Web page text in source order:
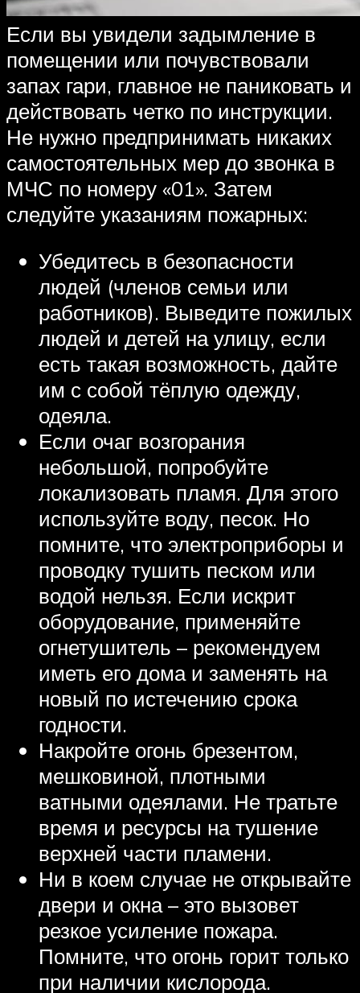
Если вы увидели задымление в
помещении или почувствовали
запах гари, главное не паниковать и
действовать четко по инструкции.
Не нужно предпринимать никаких
самостоятельных мер до звонка в
МЧС по номеру «01». Затем
следуйте указаниям пожарных:
Убедитесь в безопасности
людей (членов семьи или
работников). Выведите пожилых
людей и детей на улицу, если
есть такая возможность, дайте
им с собой тёплую одежду,
одеяла.
Если очаг возгорания
небольшой, попробуйте
локализовать пламя. Для этого
используйте воду, песок. Но
помните, что электроприборы и
проводку тушить песком или
водой нельзя. Если искрит
оборудование, применяйте
огнетушитель – рекомендуем
иметь его дома и заменять на
новый по истечению срока
годности.
Накройте огонь брезентом,
мешковиной, плотными
ватными одеялами. Не тратьте
время и ресурсы на тушение
верхней части пламени.
Ни в коем случае не открывайте
двери и окна – это вызовет
резкое усиление пожара.
Помните, что огонь горит только
при наличии кислорода.